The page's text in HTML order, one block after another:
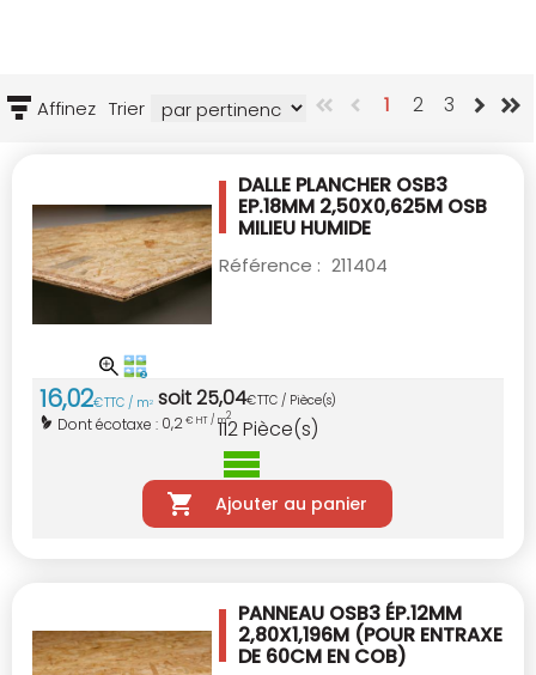
Affinez Trier 1 2 3
DALLE PLANCHER OSB3
EP.18MM 2,50X0,625M OSB
MILIEU HUMIDE
Référence : 211404
16,02€TTC / m2 soit25,04€TTC / Pièce(s)
Dont écotaxe : 0,2€ HT / m2
112Pièce(s)
Ajouter au panier
PANNEAU OSB3 ÉP.12MM
2,80X1,196M (POUR ENTRAXE
DE 60CM EN COB)